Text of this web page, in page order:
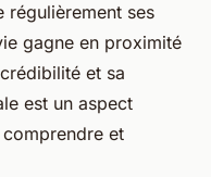
régulièrement ses
gagne en proximité
et sa
est un aspect
et